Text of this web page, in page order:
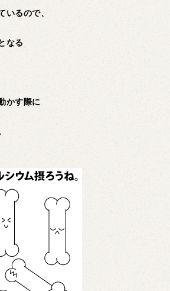
るので、
なる
かす際に